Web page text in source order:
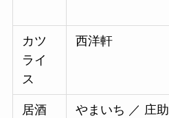
カツ
ライ
ス
西洋軒
居酒
やまいち ／ 庄助